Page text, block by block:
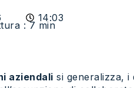
14:03
: 7 min
aziendali si generalizza,